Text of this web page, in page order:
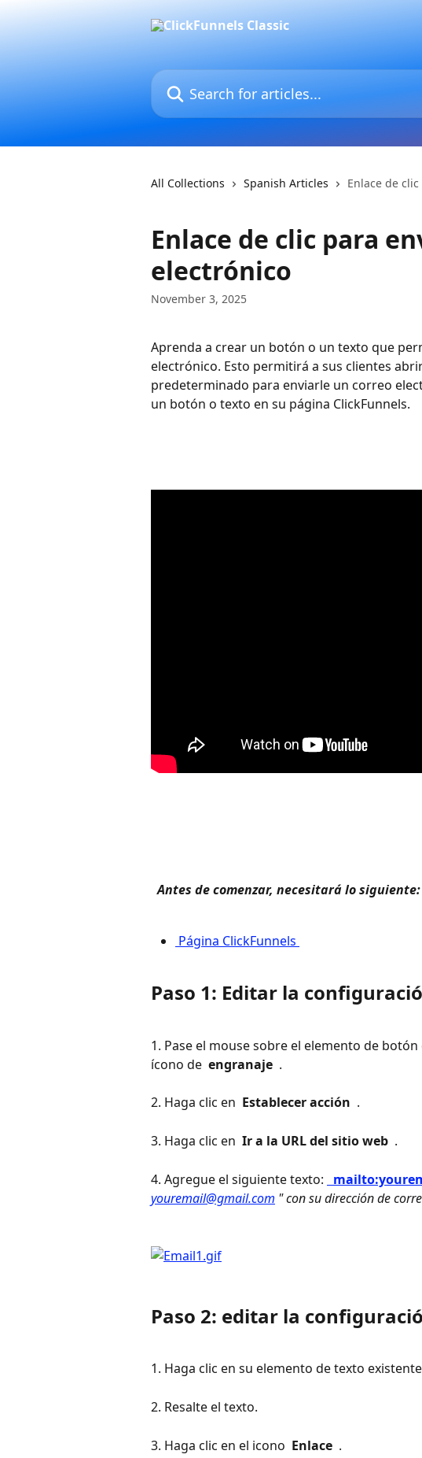
Search for articles...
All Collections Spanish Articles Enlace de
Enlace de clic para
electrónico
November 3, 2025
Aprenda a crear un botón o un texto que
electrónico. Esto permitirá a sus clientes
predeterminado para enviarle un correo
un botón o texto en su página ClickFunnels.
Antes de comenzar, necesitará lo siguiente:
Página ClickFunnels
Paso 1: Editar la
1. Pase el mouse sobre el elemento de
ícono de engranaje .
2. Haga clic en Establecer acción .
3. Haga clic en Ir a la URL del sitio web .
4. Agregue el siguiente texto:
youremail@gmail.com " con su dirección de
Paso 2: editar la
1. Haga clic en su elemento de texto
2. Resalte el texto.
3. Haga clic en el icono Enlace .